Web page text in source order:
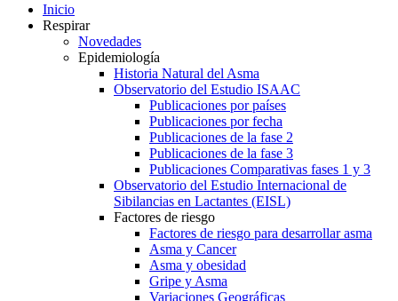
Inicio
Respirar
Novedades
Epidemiología
Historia Natural del Asma
Observatorio del Estudio ISAAC
Publicaciones por países
Publicaciones por fecha
Publicaciones de la fase 2
Publicaciones de la fase 3
Publicaciones Comparativas fases 1 y 3
Observatorio del Estudio Internacional de
Sibilancias en Lactantes (EISL)
Factores de riesgo
Factores de riesgo para desarrollar asma
Asma y Cancer
Asma y obesidad
Gripe y Asma
Variaciones Geográficas